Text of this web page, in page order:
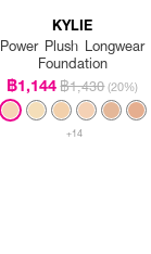
KYLIE
Power Plush Longwear
Foundation
฿1,144฿1,430 (20%)
+14